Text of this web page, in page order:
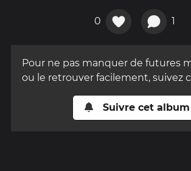
0 1
Pour ne pas manquer de futures
ou le retrouver facilement, suivez
Suivre cet album